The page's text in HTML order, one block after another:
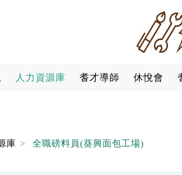
人力資源庫 耆才導師 休悅會
庫 全職磅料員(葵興面包工場)